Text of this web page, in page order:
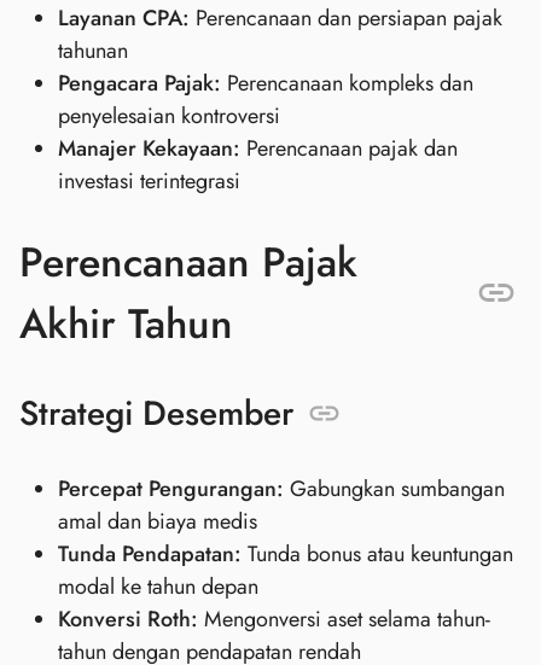
Layanan CPA: Perencanaan dan persiapan pajak
tahunan
Pengacara Pajak: Perencanaan kompleks dan
penyelesaian kontroversi
Manajer Kekayaan: Perencanaan pajak dan
investasi terintegrasi
Perencanaan Pajak
Akhir Tahun
Strategi Desember
Percepat Pengurangan: Gabungkan sumbangan
amal dan biaya medis
Tunda Pendapatan: Tunda bonus atau keuntungan
modal ke tahun depan
Konversi Roth: Mengonversi aset selama tahun-
tahun dengan pendapatan rendah